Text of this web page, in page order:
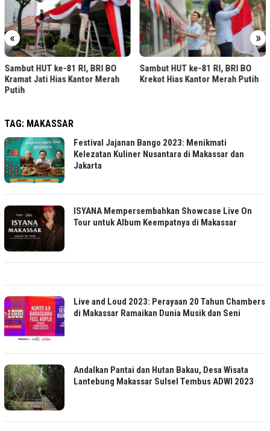
« »
BRI BO
Merah
Sambut HUT ke-81 RI, BRI BO
Krekot Hias Kantor Merah Putih
Sambut HUT ke-
Mangga Dua
TAG: MAKASSAR
Festival Jajanan Bango 2023: Menikmati
Kelezatan Kuliner Nusantara di Makassar dan
Jakarta
ISYANA Mempersembahkan Showcase Live On
Tour untuk Album Keempatnya di Makassar
Live and Loud 2023: Perayaan 20 Tahun Chambers
di Makassar Ramaikan Dunia Musik dan Seni
Andalkan Pantai dan Hutan Bakau, Desa Wisata
Lantebung Makassar Sulsel Tembus ADWI 2023